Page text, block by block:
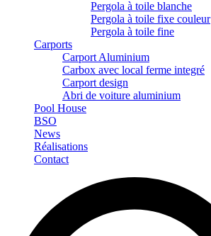
Pergola à toile blanche
Pergola à toile fixe couleur
Pergola à toile fine
Carports
Carport Aluminium
Carbox avec local ferme integré
Carport design
Abri de voiture aluminium
Pool House
BSO
News
Réalisations
Contact